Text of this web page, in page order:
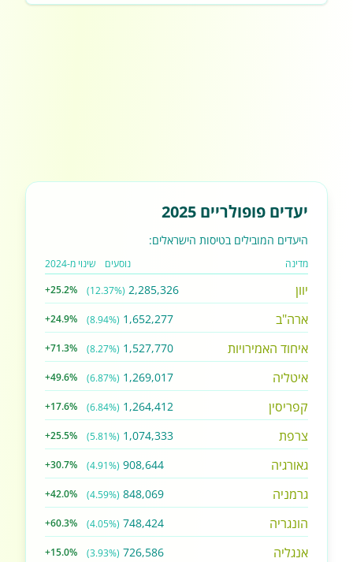
יעדים פופולריים 2025
היעדים המובילים בטיסות הישראלים:
מדינה נוסעים שינוי מ-2024
יוון 2,285,326
(12.37%)
+25.2%
ארה"ב 1,652,277
(8.94%)
+24.9%
איחוד האמירויות 1,527,770
(8.27%)
+71.3%
איטליה 1,269,017
(6.87%)
+49.6%
קפריסין 1,264,412
(6.84%)
+17.6%
צרפת 1,074,333
(5.81%)
+25.5%
גאורגיה 908,644
(4.91%)
+30.7%
גרמניה 848,069
(4.59%)
+42.0%
הונגריה 748,424
(4.05%)
+60.3%
אנגליה 726,586
(3.93%)
+15.0%